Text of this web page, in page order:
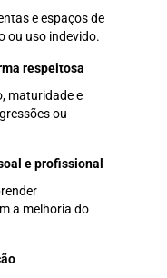
e espaços de
ou uso indevido.
respeitosa
maturidade e
ou
e profissional
a melhoria do